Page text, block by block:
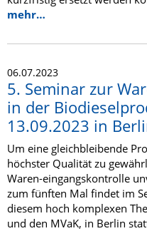
mehr…
06.07.2023
5. Seminar zur
in der
13.09.2023 in
Um eine gleichbleibende
höchster Qualität zu
Waren-eingangskontrolle
zum fünften Mal findet im
diesem hoch komplexen
und den MVaK, in Berlin